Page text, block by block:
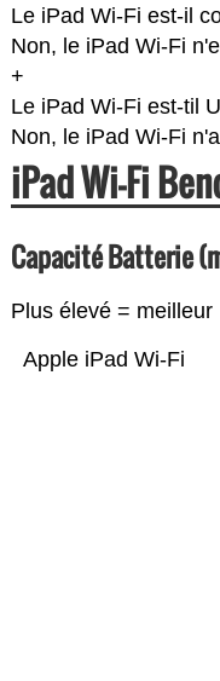
Le iPad Wi-Fi est-il
Non, le iPad Wi-Fi
+
Le iPad Wi-Fi est-til
Non, le iPad Wi-Fi
iPad Wi-Fi
Capacité Batterie
Plus élevé = meilleur
Apple iPad Wi-Fi